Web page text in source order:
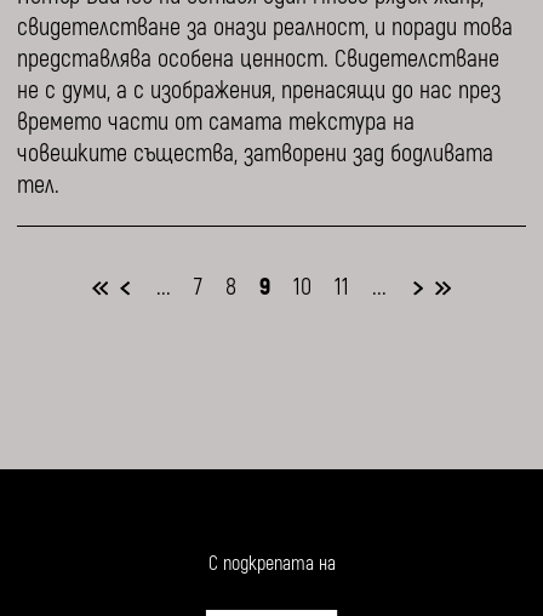
свидетелстване за онази реалност, и поради това
представлява особена ценност. Свидетелстване
не с думи, а с изображения, пренасящи до нас през
времето части от самата текстура на
човешките същества, затворени зад бодливата
тел.
... 7 8 9 10 11 ...
С подкрепата на